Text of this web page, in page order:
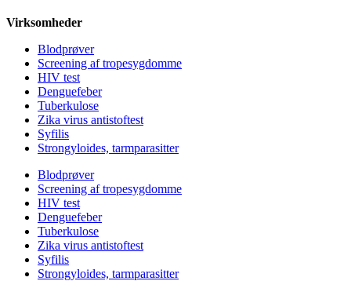
Virksomheder
Blodprøver
Screening af tropesygdomme
HIV test
Denguefeber
Tuberkulose
Zika virus antistoftest
Syfilis
Strongyloides, tarmparasitter
Blodprøver
Screening af tropesygdomme
HIV test
Denguefeber
Tuberkulose
Zika virus antistoftest
Syfilis
Strongyloides, tarmparasitter